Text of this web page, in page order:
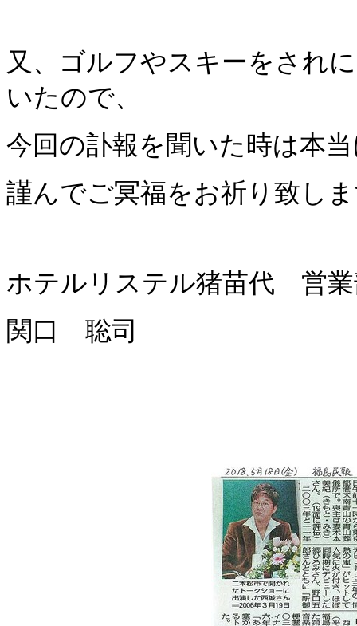
又、ゴルフやスキーをされ
いたので、
今回の訃報を聞いた時は本
謹んでご冥福をお祈り致し
ホテルリステル猪苗代 営
関口 聡司